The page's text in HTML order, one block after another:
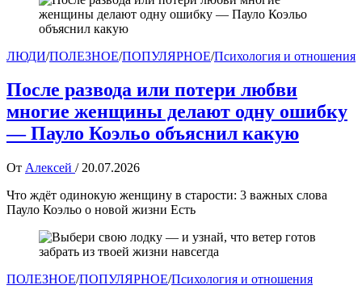
ЛЮДИ/ПОЛЕЗНОЕ/ПОПУЛЯРНОЕ/Психология и отношения
После развода или потери любви
многие женщины делают одну ошибку
— Пауло Коэльо объяснил какую
От Алексей / 20.07.2026
Что ждёт одинокую женщину в старости: 3 важных слова
Пауло Коэльо о новой жизни Есть
ПОЛЕЗНОЕ/ПОПУЛЯРНОЕ/Психология и отношения